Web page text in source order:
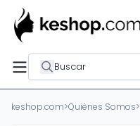
Buscar
keshop.com>Quiénes Somos>